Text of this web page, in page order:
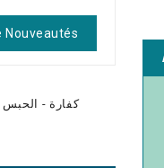
Nouveautés